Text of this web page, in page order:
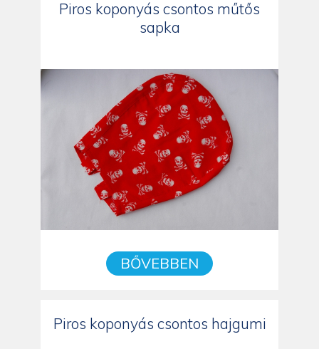
Piros koponyás csontos műtős
sapka
BŐVEBBEN
Piros koponyás csontos hajgumi